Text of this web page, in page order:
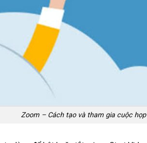
Zoom – Cách tạo và tham gia cuộc